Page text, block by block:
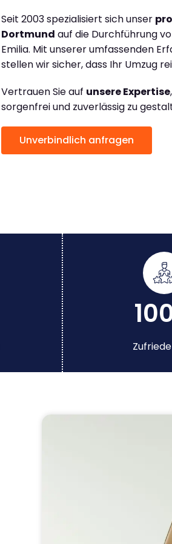
Seit 2003 spezialisiert sich unser
Dortmund auf die Durchführung
Emilia. Mit unserer umfassenden
stellen wir sicher, dass Ihr Umzug
Vertrauen Sie auf unsere Expertise
sorgenfrei und zuverlässig zu
Unverbindlich anfragen